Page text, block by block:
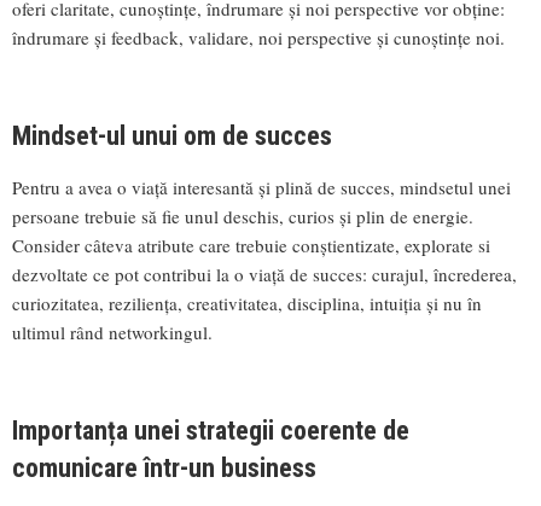
oferi claritate, cunoștințe, îndrumare și noi perspective vor obține:
îndrumare și feedback, validare, noi perspective și cunoștințe noi.
Mindset-ul unui om de succes
Pentru a avea o viață interesantă și plină de succes, mindsetul unei
persoane trebuie să fie unul deschis, curios și plin de energie.
Consider câteva atribute care trebuie conștientizate, explorate si
dezvoltate ce pot contribui la o viață de succes: curajul, încrederea,
curiozitatea, reziliența, creativitatea, disciplina, intuiția și nu în
ultimul rând networkingul.
Importanța unei strategii coerente de
comunicare într-un business